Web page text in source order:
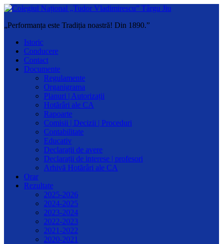
„Performanța este Tradiția noastră! Din 1890.”
Istoric
Conducere
Contact
Documente
Regulamente
Organigrama
Planuri | Autorizații
Hotărâri ale CA
Rapoarte
Comisii | Decizii | Proceduri
Contabilitate
Educativ
Declarații de avere
Declarații de interese | profesori
Arhivă Hotărâri ale CA
Orar
Rezultate
2025-2026
2024-2025
2023-2024
2022-2023
2021-2022
2020-2021